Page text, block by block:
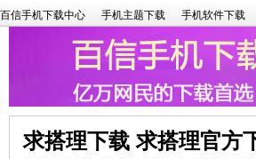
百信手机下载中心 手机主题下载 手机软件下载
求搭理下载 求搭理官方